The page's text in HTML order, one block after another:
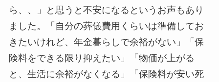
ら、、」と思うと不安になるというお声もあり
ました。「自分の葬儀費用くらいは準備してお
きたいけれど、年金暮らしで余裕がない」「保
険料をできる限り抑えたい」「物価が上がる
と、生活に余裕がなくなる」「保険料が安い死